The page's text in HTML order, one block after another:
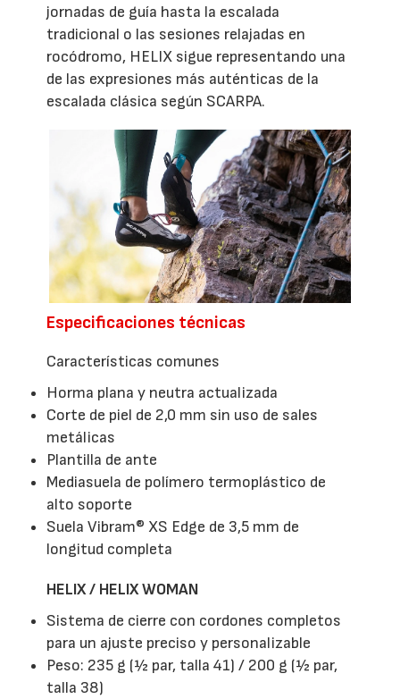
jornadas de guía hasta la escalada
tradicional o las sesiones relajadas en
rocódromo, HELIX sigue representando una
de las expresiones más auténticas de la
escalada clásica según SCARPA.
Especificaciones técnicas
Características comunes
Horma plana y neutra actualizada
Corte de piel de 2,0 mm sin uso de sales
metálicas
Plantilla de ante
Mediasuela de polímero termoplástico de
alto soporte
Suela Vibram® XS Edge de 3,5 mm de
longitud completa
HELIX / HELIX WOMAN
Sistema de cierre con cordones completos
para un ajuste preciso y personalizable
Peso: 235 g (½ par, talla 41) / 200 g (½ par,
talla 38)